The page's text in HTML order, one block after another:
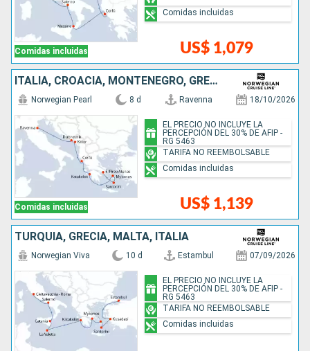
Comidas incluidas US$ 1,079
Comidas incluidas
ITALIA, CROACIA, MONTENEGRO, GRECIA
Comidas incluidas
Norwegian Pearl 8 d Ravenna 18/10/2026
US$ 1,139
EL PRECIO NO INCLUYE LA
PERCEPCIÓN DEL 30% DE AFIP -
RG 5463
TARIFA NO REEMBOLSABLE
Comidas incluidas
TURQUÍA, GRECIA, MALTA, ITALIA
Norwegian Viva 10 d Estambul 07/09/2026
EL PRECIO NO INCLUYE LA
PERCEPCIÓN DEL 30% DE AFIP -
RG 5463
TARIFA NO REEMBOLSABLE
Comidas incluidas